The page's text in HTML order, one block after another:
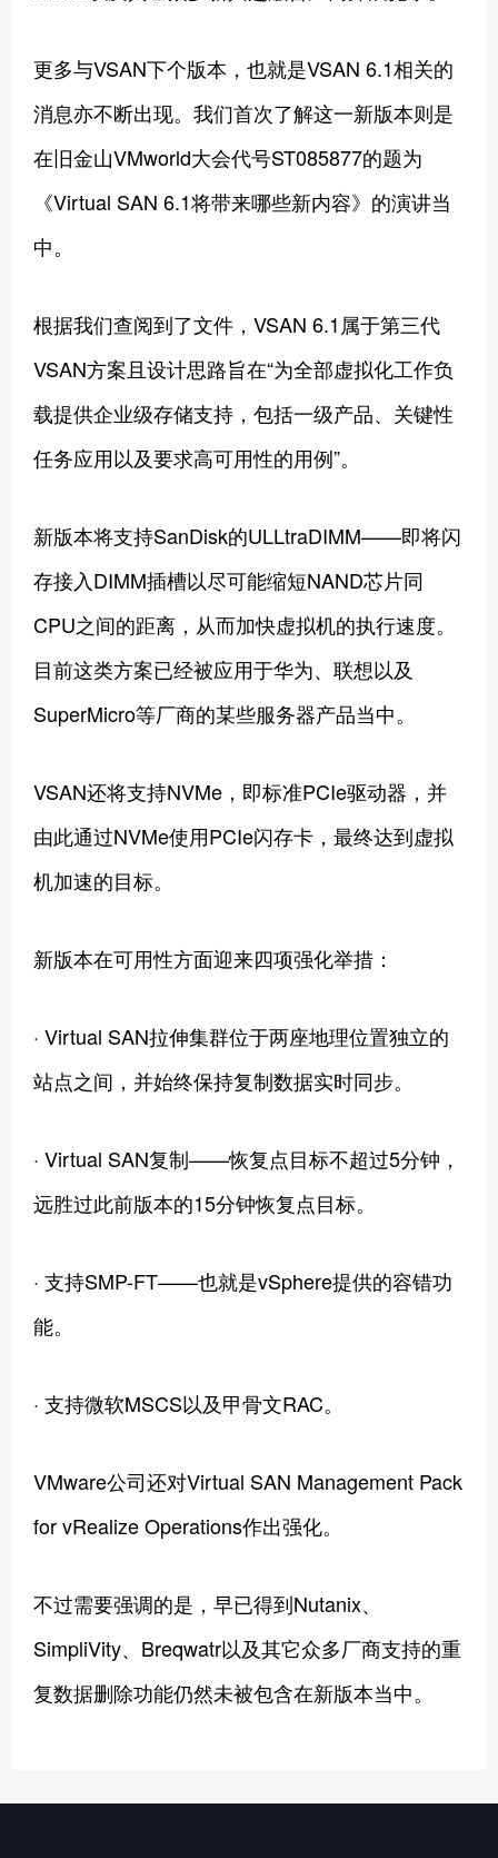
更多与VSAN下个版本，也就是VSAN 6.1相关的
消息亦不断出现。我们首次了解这一新版本则是
在旧金山VMworld大会代号ST085877的题为
《Virtual SAN 6.1将带来哪些新内容》的演讲当
中。
根据我们查阅到了文件，VSAN 6.1属于第三代
VSAN方案且设计思路旨在“为全部虚拟化工作负
载提供企业级存储支持，包括一级产品、关键性
任务应用以及要求高可用性的用例”。
新版本将支持SanDisk的ULLtraDIMM——即将闪
存接入DIMM插槽以尽可能缩短NAND芯片同
CPU之间的距离，从而加快虚拟机的执行速度。
目前这类方案已经被应用于华为、联想以及
SuperMicro等厂商的某些服务器产品当中。
VSAN还将支持NVMe，即标准PCIe驱动器，并
由此通过NVMe使用PCIe闪存卡，最终达到虚拟
机加速的目标。
新版本在可用性方面迎来四项强化举措：
· Virtual SAN拉伸集群位于两座地理位置独立的
站点之间，并始终保持复制数据实时同步。
· Virtual SAN复制——恢复点目标不超过5分钟，
远胜过此前版本的15分钟恢复点目标。
· 支持SMP-FT——也就是vSphere提供的容错功
能。
· 支持微软MSCS以及甲骨文RAC。
VMware公司还对Virtual SAN Management Pack
for vRealize Operations作出强化。
不过需要强调的是，早已得到Nutanix、
SimpliVity、Breqwatr以及其它众多厂商支持的重
复数据删除功能仍然未被包含在新版本当中。